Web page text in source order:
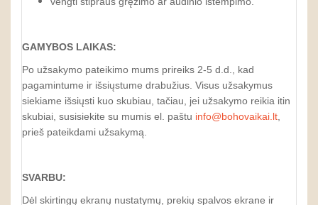
GAMYBOS LAIKAS:
Po užsakymo pateikimo mums prireiks 2-5 d.d., kad
pagamintume ir išsiųstume drabužius. Visus užsakymus
siekiame išsiųsti kuo skubiau, tačiau, jei užsakymo reikia itin
skubiai, susisiekite su mumis el. paštu info@bohovaikai.lt
prieš pateikdami užsakymą.
SVARBU:
Dėl skirtingų ekranų nustatymų, prekių spalvos ekrane ir